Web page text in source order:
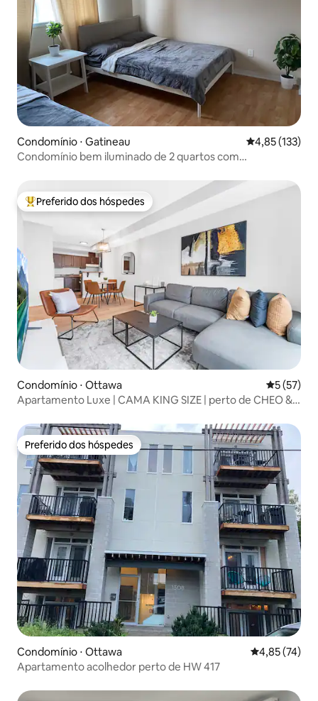
Condomínio ⋅ Gatineau 4,85 de uma
4,85 (133)
Condomínio bem iluminado de 2 quartos com
Entre os melhores preferidos dos hóspedes
Preferido dos hóspedes
Condomínio ⋅ Ottawa 5 de uma
5 (57)
Apartamento Luxe | CAMA KING SIZE | perto de CHEO &
Preferido dos hóspedes
Preferido dos hóspedes
Condomínio ⋅ Ottawa 4,85 de uma
4,85 (74)
Apartamento acolhedor perto de HW 417